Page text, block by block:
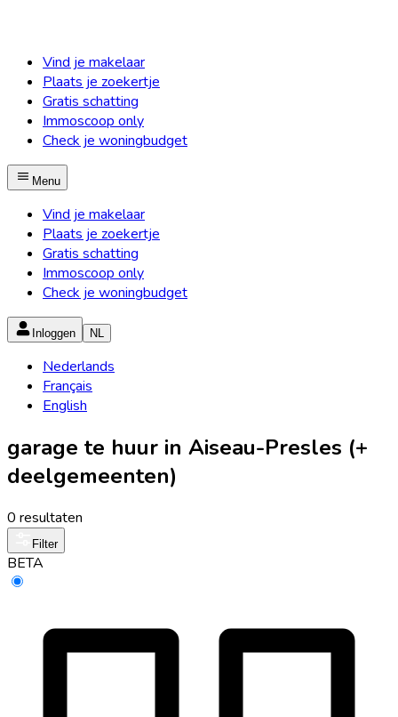
Vind je makelaar
Plaats je zoekertje
Gratis schatting
Immoscoop only
Check je woningbudget
Menu
Vind je makelaar
Plaats je zoekertje
Gratis schatting
Immoscoop only
Check je woningbudget
Inloggen NL
Nederlands
Français
English
garage te huur in Aiseau-Presles (+
deelgemeenten)
0 resultaten
Filter
BETA